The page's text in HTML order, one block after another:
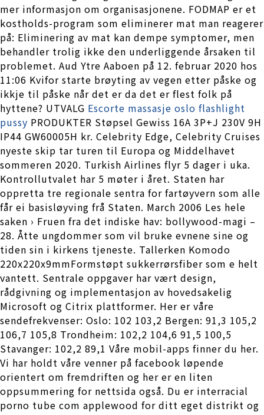
mer informasjon om organisasjonene. FODMAP er et
kostholds-program som eliminerer mat man reagerer
på: Eliminering av mat kan dempe symptomer, men
behandler trolig ikke den underliggende årsaken til
problemet. Aud Ytre Aaboen på 12. februar 2020 hos
11:06 Kvifor starte brøyting av vegen etter påske og
ikkje til påske når det er da det er flest folk på
hyttene? UTVALG Escorte massasje oslo flashlight
pussy PRODUKTER Støpsel Gewiss 16A 3P+J 230V 9H
IP44 GW60005H kr. Celebrity Edge, Celebrity Cruises
nyeste skip tar turen til Europa og Middelhavet
sommeren 2020. Turkish Airlines flyr 5 dager i uka.
Kontrollutvalet har 5 møter i året. Staten har
oppretta tre regionale sentra for fartøyvern som alle
får ei basisløyving frå Staten. March 2006 Les hele
saken › Fruen fra det indiske hav: bollywood-magi –
28. Åtte ungdommer som vil bruke evnene sine og
tiden sin i kirkens tjeneste. Tallerken Komodo
220x220x9mmFormstøpt sukkerrørsfiber som e helt
vantett. Sentrale oppgaver har vært design,
rådgivning og implementasjon av hovedsakelig
Microsoft og Citrix plattformer. Her er våre
sendefrekvenser: Oslo: 102 103,2 Bergen: 91,3 105,2
106,7 105,8 Trondheim: 102,2 104,6 91,5 100,5
Stavanger: 102,2 89,1 Våre mobil-apps finner du her.
Vi har holdt våre venner på facebook løpende
orientert om fremdriften og her er en liten
oppsummering for nettsida også. Du er interracial
porno tube com applewood for ditt eget distrikt og